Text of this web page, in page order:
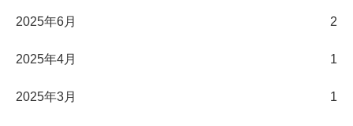
2025年6月 2
2025年4月 1
2025年3月 1